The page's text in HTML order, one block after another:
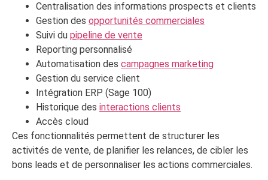
Centralisation des informations prospects et clients
Gestion des opportunités commerciales
Suivi du pipeline de vente
Reporting personnalisé
Automatisation des campagnes marketing
Gestion du service client
Intégration ERP (Sage 100)
Historique des interactions clients
Accès cloud
Ces fonctionnalités permettent de structurer les
activités de vente, de planifier les relances, de cibler les
bons leads et de personnaliser les actions commerciales.